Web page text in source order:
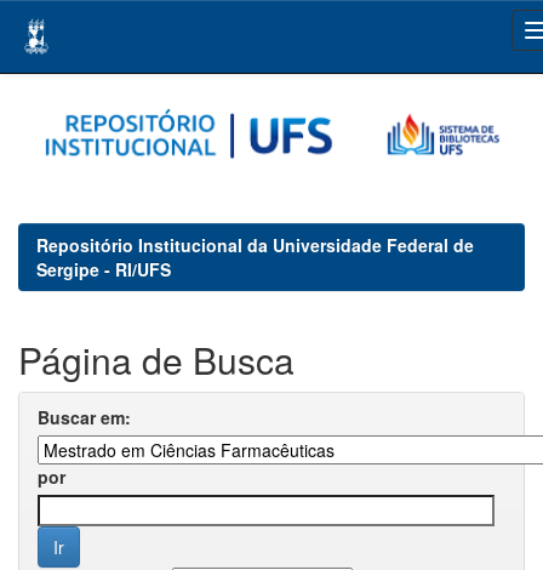
navigation
Repositório Institucional da Universidade Federal de
Sergipe - RI/UFS
Página de Busca
Buscar em:
por